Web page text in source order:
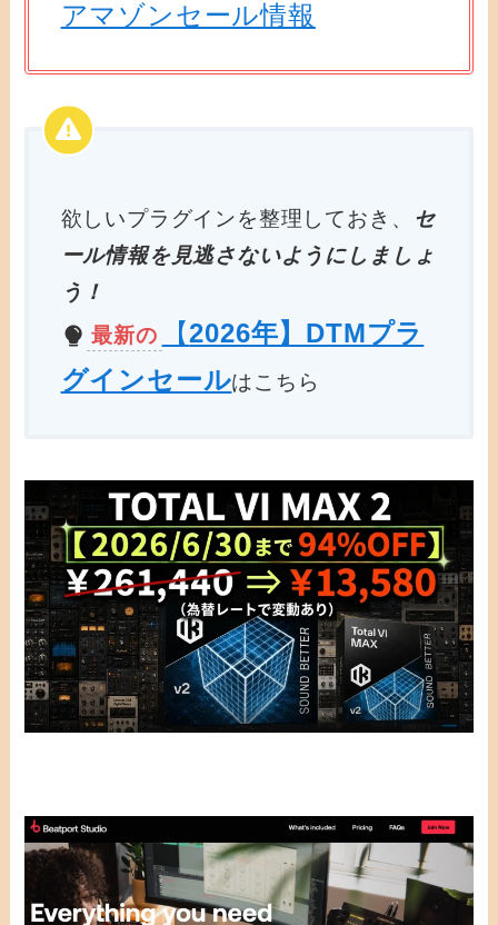
アマゾンセール情報
欲しいプラグインを整理しておき、
セ
ール情報を見逃さないようにしましょ
う！
最新の
【2026年】DTMプラ
グインセールはこちら